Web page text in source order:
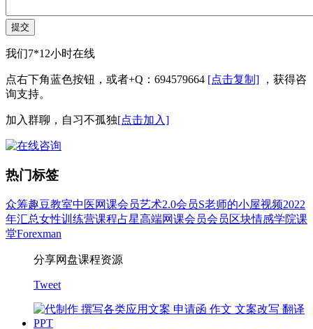
提交
我们7*12小时在线
点右下角蓝色按钮，或者+Q：694579664 [点击复制] ，获得咨
询支持。
加入群聊，自习不孤独[点击加入]
热门标签
众筹趣豆教室中医网课会员艺术2.0会员S老师的小屋视频2022
年汇总女性训练营课程占星高端网课会员会员区块情感学院课
堂Forexman
分享网盘课程资源
Tweet